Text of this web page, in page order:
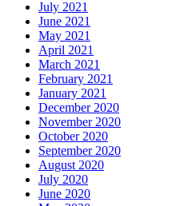
July 2021
June 2021
May 2021
April 2021
March 2021
February 2021
January 2021
December 2020
November 2020
October 2020
September 2020
August 2020
July 2020
June 2020